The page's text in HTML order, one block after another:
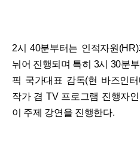
2시 40분부터는 인적자원
뉘어 진행되며 특히 3시 30분
픽 국가대표 감독(현 바즈인
작가 겸 TV 프로그램 진행자
이 주제 강연을 진행한다.